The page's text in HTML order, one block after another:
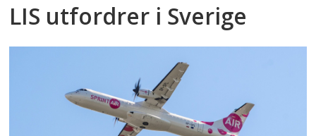
LIS utfordrer i Sverige